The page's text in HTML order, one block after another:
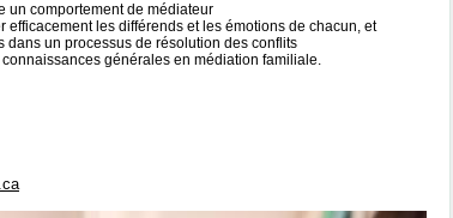
un comportement de médiateur
efficacement les différends et les émotions de chacun, et
dans un processus de résolution des conflits
générales en médiation familiale.